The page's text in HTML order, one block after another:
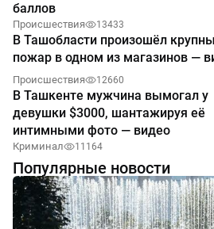
баллов
Происшествия 13433
В Ташобласти произошёл
пожар в одном из магазинов —
Происшествия 12660
В Ташкенте мужчина вымогал у
девушки $3000, шантажируя её
интимными фото — видео
Криминал 11164
Популярные новости